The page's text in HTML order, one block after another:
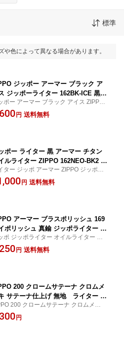
標準
や色によって異なる場合があります。
ジッポー アーマー ブラック ア
ジッポーライター 162BK-ICE 黒
ーナ ジッポー オイル Armor Brush
Ice ジッポライター ライター
ポー アーマー ブラック アイス ZIPPO
ポーライター 162BK-ICE 黒 ジッポー
ル Armor Black Ice ジッポライター ラ
円 送料無料
ポー ライター 黒 アーマー チタン
ルライター ZIPPO 162NEO-BK2 チ
コーティング ネオブラック | ジッ
無地 ライター シンプル メンズ ギ
ター ジッポ アーマー ZIPPO ジッポー
ルライター 黒 ブラック チタンコーテ
グ 鏡面 アーマー162ベース アウトドア
円 送料無料
アーマー ブラスポリッシュ 169
ポリッシュ 真鍮 ジッポライター ラ
ー ジッポ ジッポー タバコ 煙草 た
父の日
ポ ジッポライター オイルライター ジ
ー ZIPPO アーマー ブラスポリッシュ 1
イポリッシュ 真鍮 タバコ 煙草 たばこ
円 送料無料
200 クロームサテーナ クロムメ
サテーナ仕上げ 無地 ライター ジ
ー ジッポ喫煙具 タバコ 煙草 たば
の日
200 クロームサテーナ クロムメッキ
ーナ仕上げ 無地 ライター ジッポー ジ
喫煙具 タバコ 煙草 たばこ 父の日
円